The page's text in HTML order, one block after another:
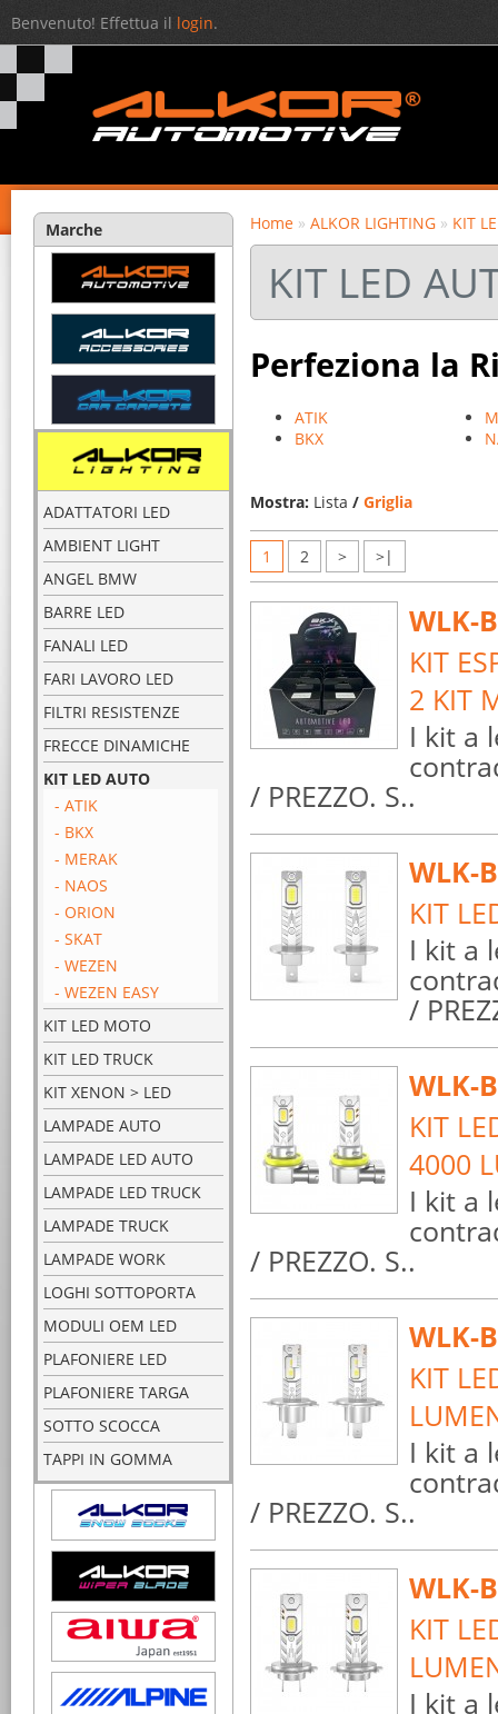
Benvenuto! Effettua il login.
Marche
ADATTATORI LED
AMBIENT LIGHT
ANGEL BMW
BARRE LED
FANALI LED
FARI LAVORO LED
FILTRI RESISTENZE
FRECCE DINAMICHE
KIT LED AUTO
- ATIK
- BKX
- MERAK
- NAOS
- ORION
- SKAT
- WEZEN
- WEZEN EASY
KIT LED MOTO
KIT LED TRUCK
KIT XENON > LED
LAMPADE AUTO
LAMPADE LED AUTO
LAMPADE LED TRUCK
LAMPADE TRUCK
LAMPADE WORK
LOGHI SOTTOPORTA
MODULI OEM LED
PLAFONIERE LED
PLAFONIERE TARGA
SOTTO SCOCCA
TAPPI IN GOMMA
Home » ALKOR LIGHTING » KIT
KIT LED
Perfeziona la
ATIK
BKX
Mostra: Lista / Griglia
1 2 > >|
WLK-
KIT
2 KIT
I kit a
/ PREZZO. S..
WLK-
KIT
I kit a
/
WLK-
KIT
4000
I kit a
/ PREZZO. S..
WLK-
KIT
I kit a
/ PREZZO. S..
WLK-
KIT
I kit a